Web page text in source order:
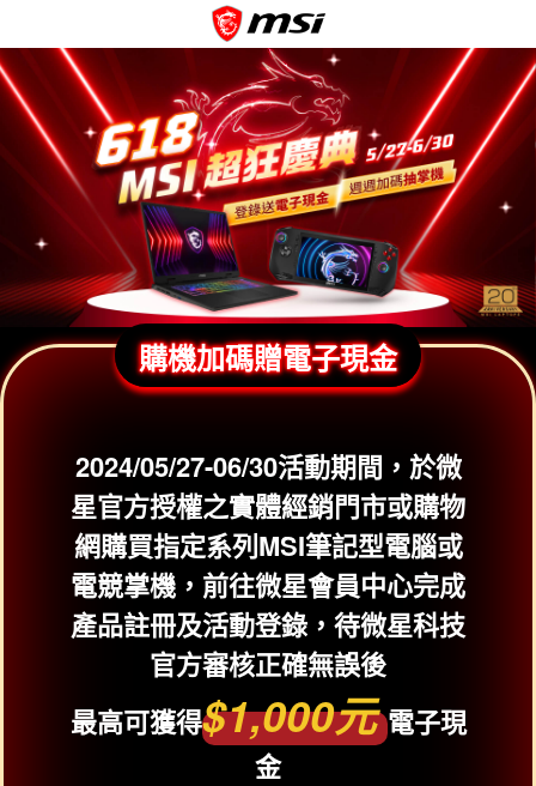
購機加碼贈電子現金
2024/05/27-06/30活動期間，於微
星官方授權之實體經銷門市或購物
網購買指定系列MSI筆記型電腦或
電競掌機，前往微星會員中心完成
產品註冊及活動登錄，待微星科技
官方審核正確無誤後
最高可獲得$1,000元 電子現
金